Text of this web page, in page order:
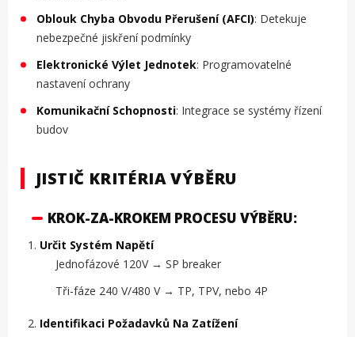
Oblouk Chyba Obvodu Přerušení (AFCI): Detekuje
nebezpečné jiskření podmínky
Elektronické Výlet Jednotek: Programovatelné
nastavení ochrany
Komunikační Schopnosti: Integrace se systémy řízení
budov
JISTIČ KRITÉRIA VÝBĚRU
KROK-ZA-KROKEM PROCESU VÝBĚRU:
Určit Systém Napětí
Jednofázové 120V → SP breaker
Tři-fáze 240 V/480 V → TP, TPV, nebo 4P
Identifikaci Požadavků Na Zatížení